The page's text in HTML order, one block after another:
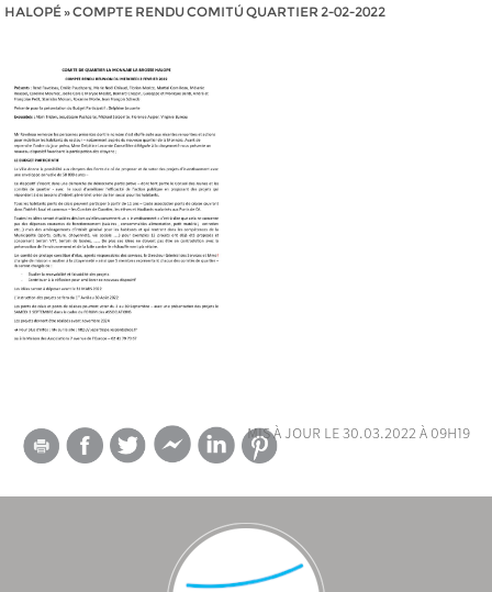
HALOPÉ»COMPTE RENDU COMITÚ QUARTIER 2-02-2022
mis à jour le 30.03.2022 à 09h19